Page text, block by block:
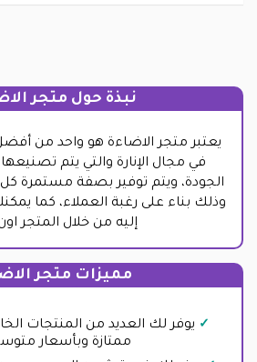
نبذة حول متجر
يعتبر متجر الاضاءة هو واحد من
في مجال الإنارة والتي يتم
الجودة، ويتم توفير بصفة مستمرة
وذلك بناء على رغبة العملاء، كما
إليه من خلال المتجر
مميزات متجر
يوفر لك العديد من المنتجات
ممتازة وبأسعار